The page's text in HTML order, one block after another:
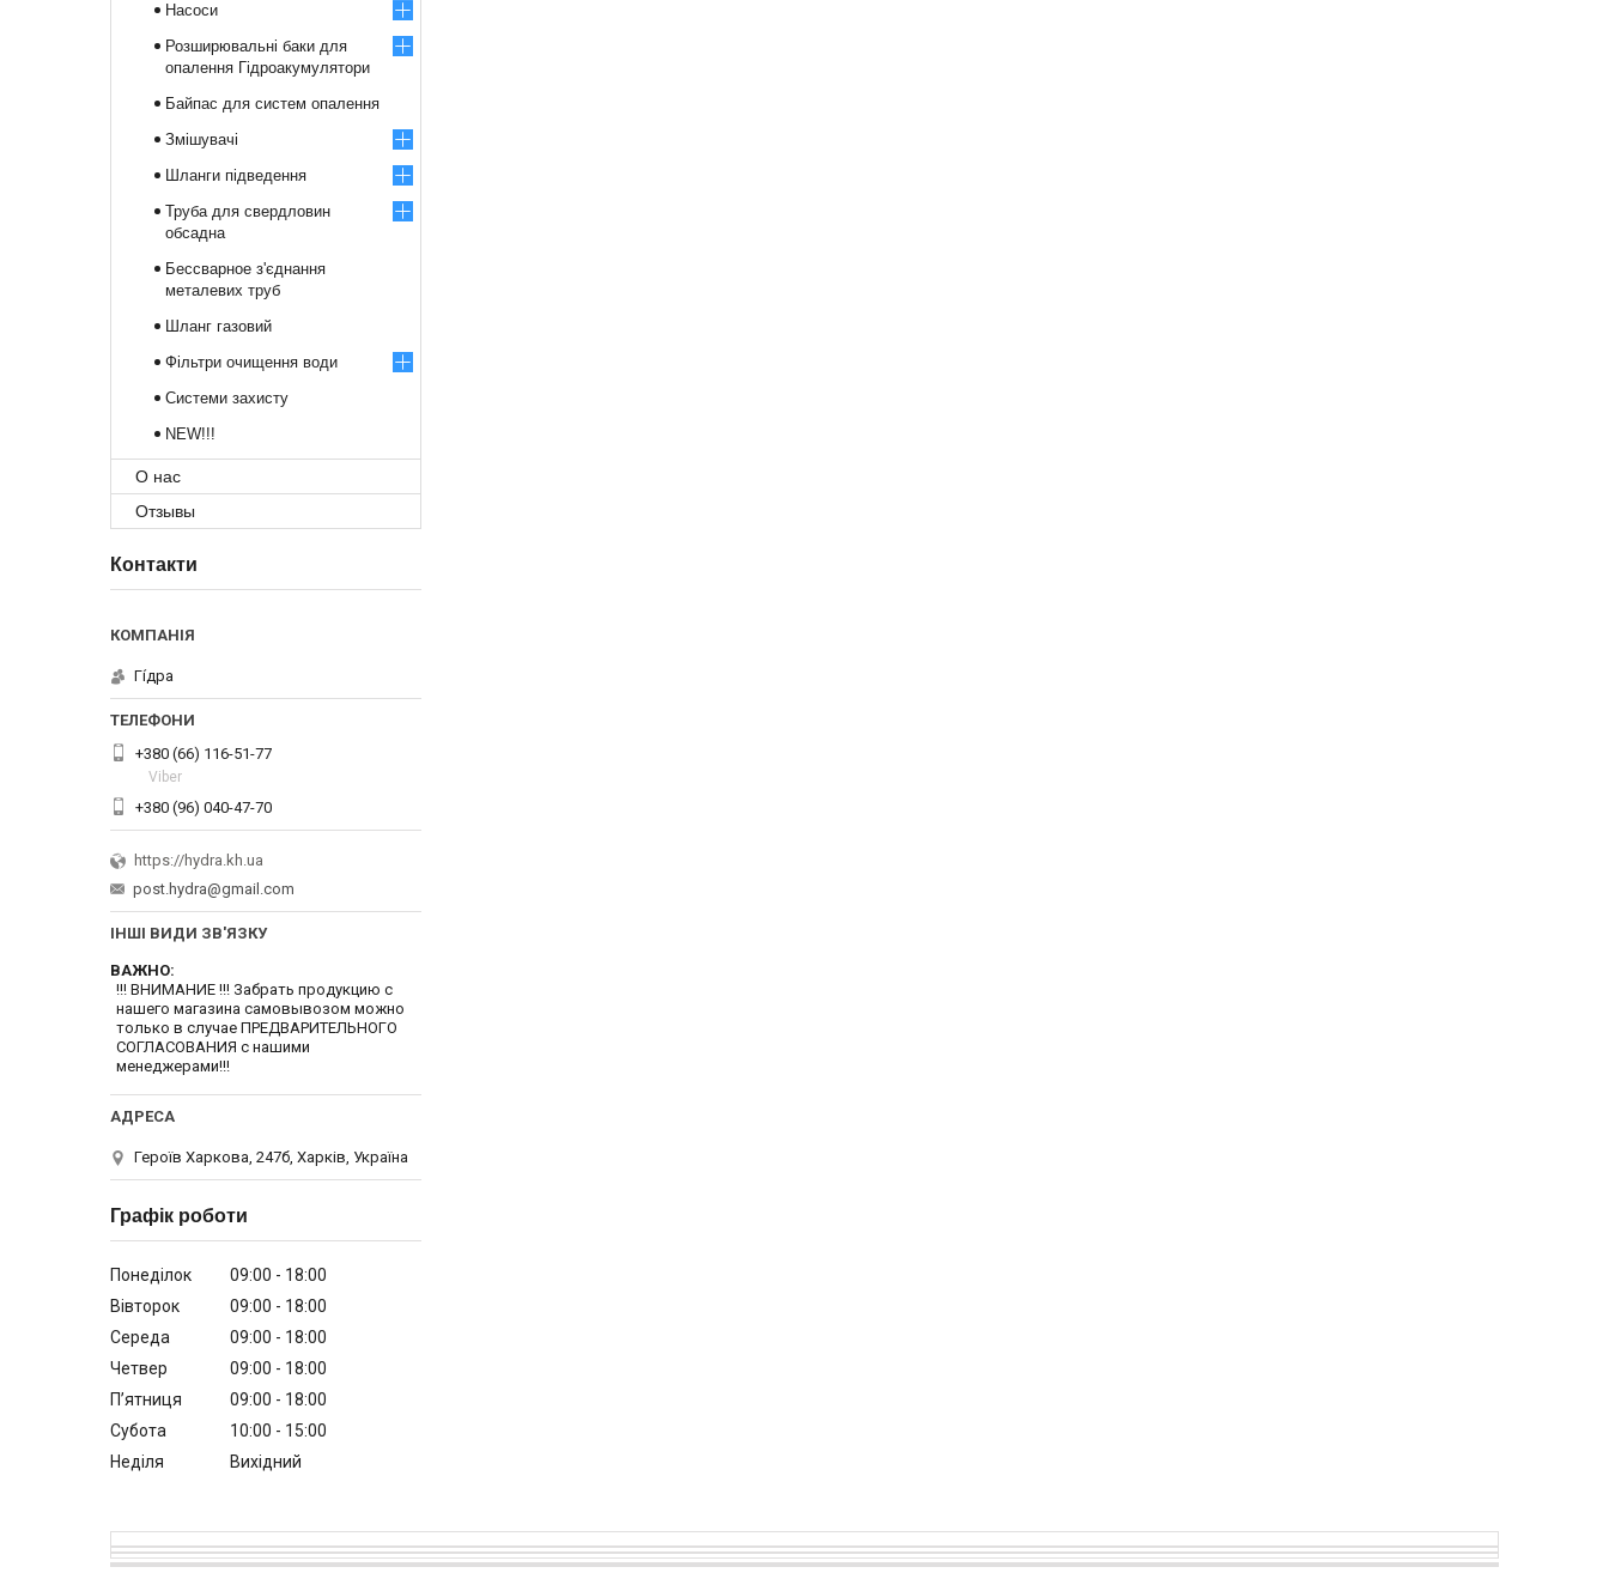
Насоси
Розширювальні баки для
опалення Гідроакумулятори
Байпас для систем опалення
Змішувачі
Шланги підведення
Труба для свердловин
обсадна
Бессварное з'єднання
металевих труб
Шланг газовий
Фільтри очищення води
Системи захисту
NEW!!!
О нас
Отзывы
Контакти
Гі́дра
+380 (66) 116-51-77
Viber
+380 (96) 040-47-70
https://hydra.kh.ua
post.hydra@gmail.com
ІНШІ ВИДИ ЗВ'ЯЗКУ
ВАЖНО
!!! ВНИМАНИЕ !!! Забрать продукцию с
нашего магазина самовывозом можно
только в случае ПРЕДВАРИТЕЛЬНОГО
СОГЛАСОВАНИЯ с нашими
менеджерами!!!
Героїв Харкова, 247б, Харків, Україна
Графік роботи
Понеділок 09:00
18:00
Вівторок
09:00
18:00
Середа
09:00
18:00
Четвер
09:00
18:00
Пʼятниця
09:00
18:00
Субота
10:00
15:00
Неділя
Вихідний